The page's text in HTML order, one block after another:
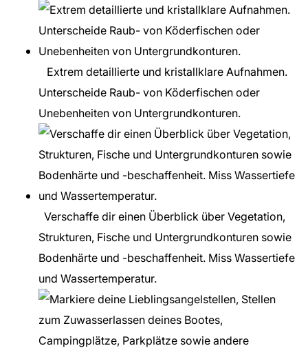
Extrem detaillierte und kristallklare Aufnahmen.
Unterscheide Raub- von Köderfischen oder
Unebenheiten von Untergrundkonturen.
Verschaffe dir einen Überblick über Vegetation,
Strukturen, Fische und Untergrundkonturen sowie
Bodenhärte und -beschaffenheit. Miss Wassertiefe
und Wassertemperatur.